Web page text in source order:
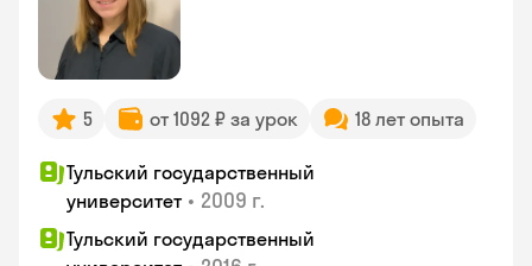
5 от 1092 ₽ за урок 18 лет опыта
Тульский государственный
университет • 2009 г.
Тульский государственный